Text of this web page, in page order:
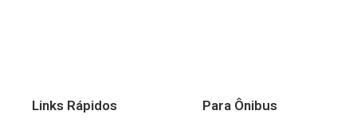
Links Rápidos Para Ônibus